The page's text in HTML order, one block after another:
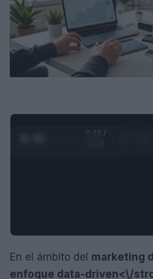
0:29 /
En el ámbito del marketing
enfoque data-driven<\/